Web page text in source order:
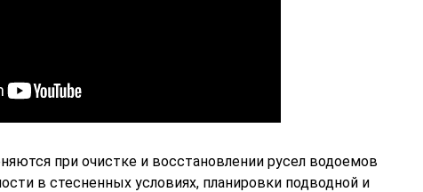
при очистке и восстановлении русел водоемов
в стесненных условиях, планировки подводной и